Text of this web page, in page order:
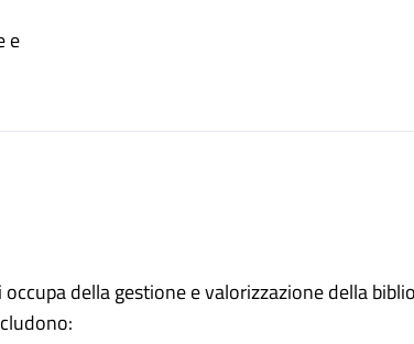
e
della gestione e valorizzazione della